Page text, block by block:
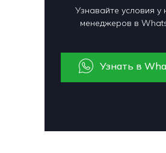
Узнавайте условия у
менеджеров в
Узнать в